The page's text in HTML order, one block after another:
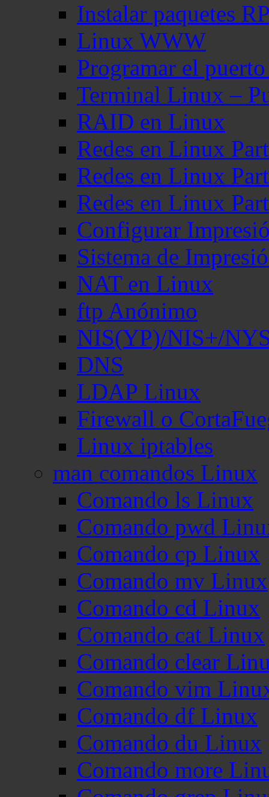
Instalar paquetes
Linux WWW
Programar el
Terminal Linux –
RAID en Linux
Redes en Linux
Redes en Linux
Redes en Linux
Configurar
Sistema de
NAT en Linux
ftp Anónimo
NIS(YP)/NIS+/
DNS
LDAP Linux
Firewall o
Linux iptables
man comandos Linux
Comando ls Linux
Comando pwd
Comando cp Linux
Comando mv Linux
Comando cd Linux
Comando cat Linux
Comando clear
Comando vim
Comando df Linux
Comando du Linux
Comando more